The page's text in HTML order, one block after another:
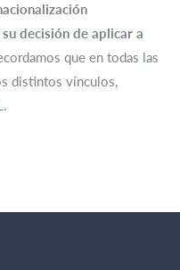
decisión de aplicar a
que en todas las
distintos vínculos,